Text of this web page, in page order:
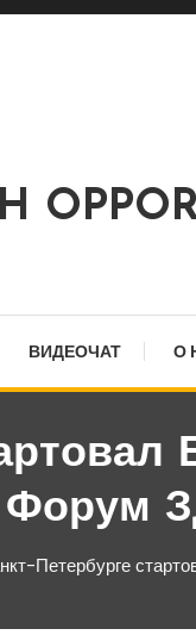
ВИДЕОЧАТ О
Форум
Петербурге